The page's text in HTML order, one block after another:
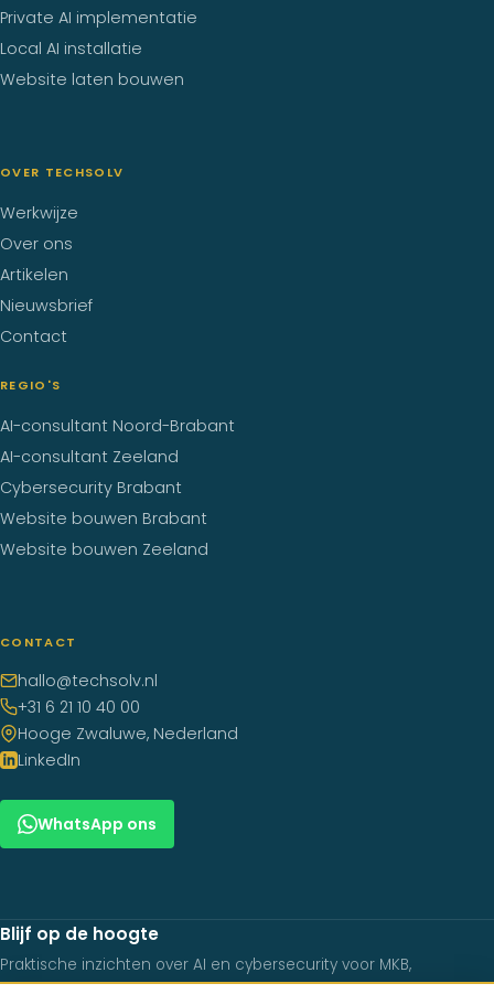
Private AI implementatie
Local AI installatie
Website laten bouwen
OVER TECHSOLV
Werkwijze
Over ons
Artikelen
Nieuwsbrief
Contact
REGIO'S
AI-consultant Noord-Brabant
AI-consultant Zeeland
Cybersecurity Brabant
Website bouwen Brabant
Website bouwen Zeeland
CONTACT
hallo@techsolv.nl
+31 6 21 10 40 00
Hooge Zwaluwe, Nederland
LinkedIn
WhatsApp ons
Blijf op de hoogte
Praktische inzichten over AI en cybersecurity voor MKB,
regelmatig in je inbox.